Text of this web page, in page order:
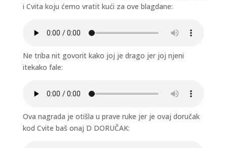
i Cvita koju ćemo vratit kući za ove blagdane:
Ne triba nit govorit kako joj je drago jer joj njeni
itekako fale:
Ova nagrada je otišla u prave ruke jer je ovaj doručak
kod Cvite baš onaj D DORUČAK: